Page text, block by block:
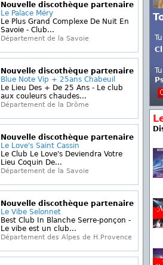
Nouvelle discothèque partenaire
Le Palace Méry
Le Plus Grand Complexe De Nuit En
Savoie - Club...
Département de la Savoie
Nouvelle discothèque partenaire
Blue Note Vip + 25ans Chabeuil
Le Lieu Des + De 25 Ans - Le club
aux couleurs chaudes...
Département de la Drôme
Nouvelle discothèque partenaire
Le Love's Saint Cassin
Le Club Le Love's Deviendra Votre
Lieu Coquin De...
Département de la Savoie
Nouvelle discothèque partenaire
Le Vibe Selonnet
Best Club In Blanche Serre-ponçon -
Le vibe est un club...
Département des Alpes de H.Provence